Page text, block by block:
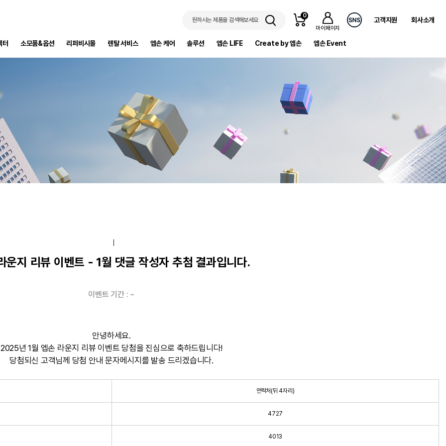
원하시는 제품을 검색해보세요
0
마이페이지
고객지원 회사소개
터 소모품&옵션 리퍼비시몰 렌탈 서비스 엡손 케어 솔루션 엡손 LIFE Create by 엡손 엡손 Event
운지 리뷰 이벤트 - 1월 댓글 작성자 추첨 결과입니다.
이벤트 기간 : ~
안녕하세요.
2025년 1월 엡손 라운지 리뷰 이벤트 당첨을 진심으로 축하드립니다!
당첨되신 고객님께 당첨 안내 문자메시지를 발송 드리겠습니다.
연락처(뒤 4자리)
4727
4013